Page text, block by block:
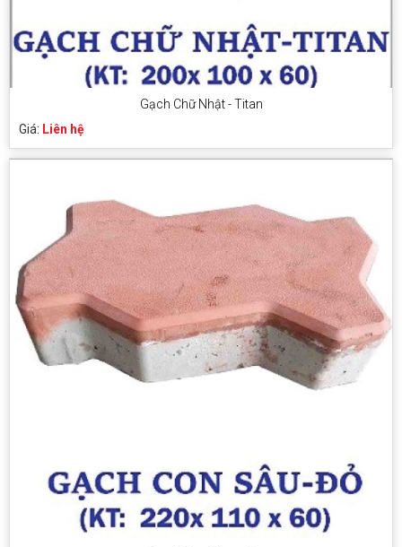
Gạch Chữ Nhật - Titan
Giá: Liên hệ